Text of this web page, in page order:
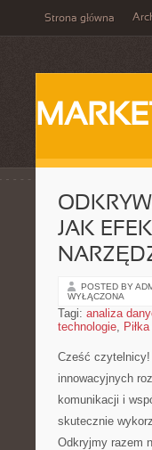
Strona główna
JAK
POSTED BY
WYŁĄCZONA
Tagi: analiza
technologie,
Cześć czytelnicy!
innowacyjnych
komunikacji ‌i
skutecznie
Odkryjmy razem